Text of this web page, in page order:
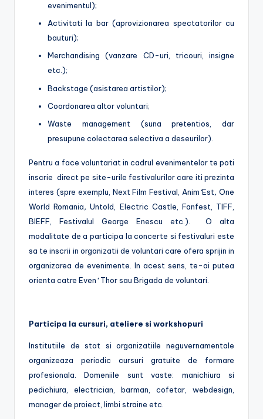
evenimentul);
Activitati la bar (aprovizionarea spectatorilor cu
bauturi);
Merchandising (vanzare CD-uri, tricouri, insigne
etc.);
Backstage (asistarea artistilor);
Coordonarea altor voluntari;
Waste management (suna pretentios, dar
presupune colectarea selectiva a deseurilor).
Pentru a face voluntariat in cadrul evenimentelor te poti
inscrie direct pe site-urile festivalurilor care iti prezinta
interes (spre exemplu, Next Film Festival, Anim‘Est,One
World Romania,Untold, Electric Castle, Fanfest, TIFF,
BIEFF, Festivalul George Enescu etc.). O alta
modalitate de a participa la concerte si festivaluri este
sa te inscrii in organizatii de voluntari care ofera sprijin in
organizarea de evenimente. In acest sens, te-ai putea
orienta catre Even‘Thor sau Brigada de voluntari.
Participa la cursuri, ateliere si workshopuri
Institutiile de stat si organizatiile neguvernamentale
organizeaza periodic cursuri gratuite de formare
profesionala. Domeniile sunt vaste: manichiura si
pedichiura, electrician, barman, cofetar, webdesign,
manager de proiect, limbi straine etc.